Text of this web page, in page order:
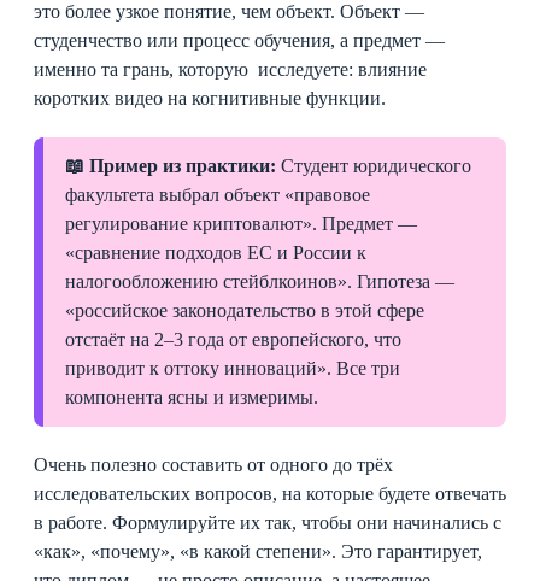
это более узкое понятие, чем объект. Объект —
студенчество или процесс обучения, а предмет —
именно та грань, которую исследуете: влияние
коротких видео на когнитивные функции.
📖 Пример из практики: Студент юридического
факультета выбрал объект «правовое
регулирование криптовалют». Предмет —
«сравнение подходов ЕС и России к
налогообложению стейблкоинов». Гипотеза —
«российское законодательство в этой сфере
отстаёт на 2–3 года от европейского, что
приводит к оттоку инноваций». Все три
компонента ясны и измеримы.
Очень полезно составить от одного до трёх
исследовательских вопросов, на которые будете отвечать
в работе. Формулируйте их так, чтобы они начинались с
«как», «почему», «в какой степени». Это гарантирует,